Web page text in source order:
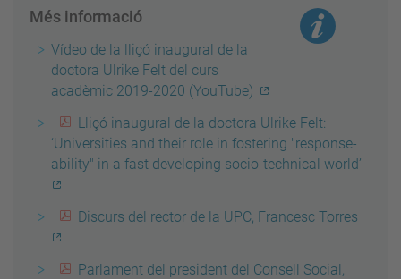
Més informació
Vídeo de la lliçó inaugural de la
doctora Ulrike Felt del curs
acadèmic 2019-2020 (YouTube)
Lliçó inaugural de la doctora Ulrike Felt:
‘Universities and their role in fostering "response-
ability" in a fast developing socio-technical world’
Discurs del rector de la UPC, Francesc Torres
Parlament del president del Consell Social,